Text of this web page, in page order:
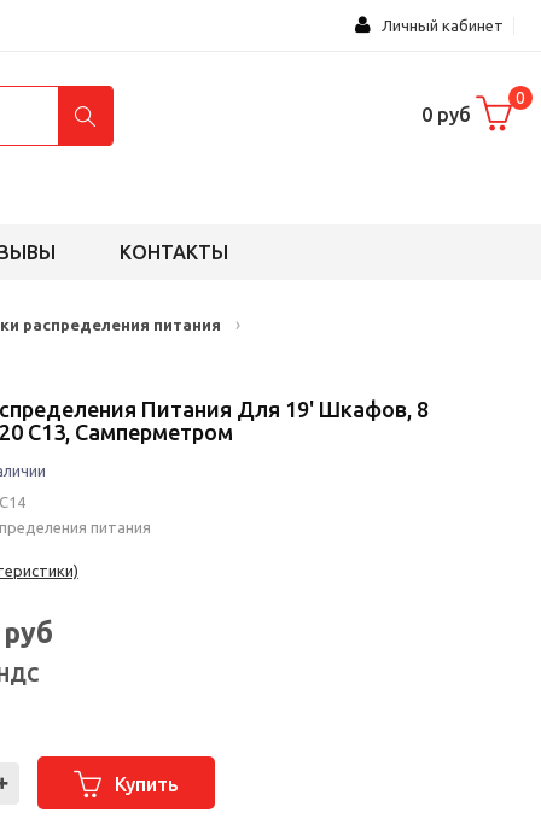
Личный кабинет
0 руб
0
КОНТАКТЫ
распределения питания ›
Питания Для 19' Шкафов, 8
С13, Самперметром
питания
руб
Купить